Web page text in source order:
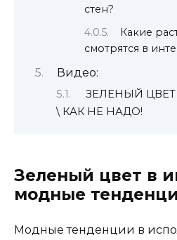
стен?
Какие
смотрятся в
Видео:
ЗЕЛЕНЫЙ ЦВЕТ
\ КАК НЕ НАДО!
Зеленый цвет в
модные
Модные тенденции в